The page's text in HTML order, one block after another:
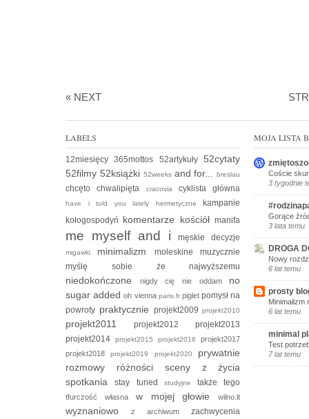
« NEXT
LABELS
12miesięcy365mottos 52artykuły52cytaty
52filmy 52książki 52weeks and for...breslau
chcętochwalipięta cracoviacyklistagłówna
have i told you lately hermetyczne
kampanie
kołogospodyń komentarze kościółmanifa
me myself and imęskie decyzje
migawki minimalizm moleskinemuzycznie
myślę sobie żenajwyższemu
niedokończone nigdy cię nie oddam no
sugar addedoh vienna paris.fr pigletpomysł na
powroty praktycznie projekt2009projekt2010
projekt2011projekt2012projekt2013
projekt2014projekt2015projekt2016projekt2017
projekt2018projekt2019 projekt2020 prywatnie
rozmowy różności sceny z życia
spotkaniastay tuned studyjnetakże tego
tfurczość własna w mojej głowiewilno.lt
wyznaniowoz archiwumzachwycenia
MOJA LISTA
Coście
3 tygodnie
Gorące
3 lata temu
DROGA
Nowy
6 lat temu
prosty
Minimalizm
6 lat temu
minimal
Test
7 lat temu